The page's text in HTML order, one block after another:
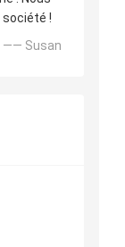
!
—— Susan